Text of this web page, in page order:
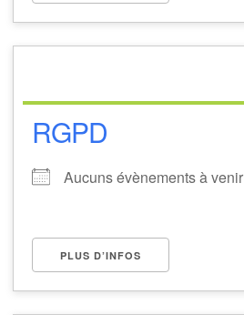
RGPD
Aucuns évènements à venir
PLUS D’INFOS